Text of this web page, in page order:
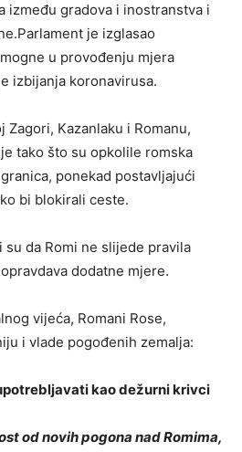
između gradova i inostranstva i
je izglasao
u provođenju mjera
izbijanja koronavirusa.
Zagori, Kazanlaku i Romanu,
tako što su opkolile romska
ponekad postavljajući
bi blokirali ceste.
da Romi ne slijede pravila
dodatne mjere.
vijeća, Romani Rose,
i vlade pogođenih zemalja:
kao dežurni krivci
od novih pogona nad Romima,